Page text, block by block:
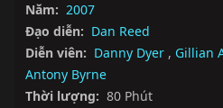
Năm: 2007
Đạo diễn: Dan Reed
Diễn viên: Danny Dyer , Gillian
Antony Byrne
Thời lượng: 80 Phút